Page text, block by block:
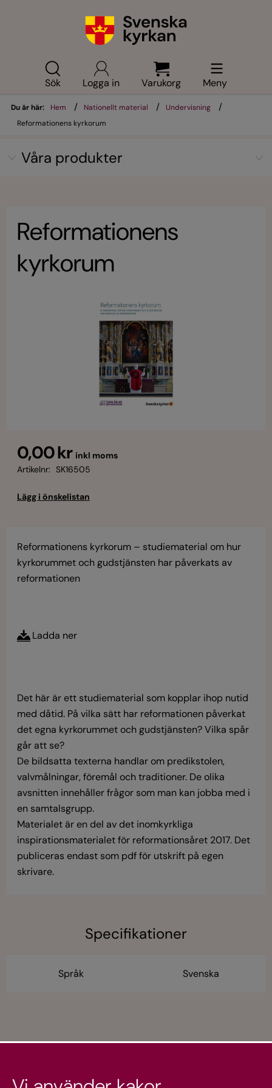
Sök Logga in Varukorg Meny
Du är här: Hem / Nationellt material / Undervisning /
Reformationens kyrkorum
Våra produkter
Reformationens
kyrkorum
0,00 kr inkl moms
Artikelnr: SK16505
Reformationens kyrkorum – studiematerial om hur
kyrkorummet och gudstjänsten har påverkats av
reformationen
Ladda ner
Det här är ett studiematerial som kopplar ihop nutid
med dåtid. På vilka sätt har reformationen påverkat
det egna kyrkorummet och gudstjänsten? Vilka spår
går att se?
De bildsatta texterna handlar om predikstolen,
valvmålningar, föremål och traditioner. De olika
avsnitten innehåller frågor som man kan jobba med i
en samtalsgrupp.
Materialet är en del av det inomkyrkliga
inspirationsmaterialet för reformationsåret 2017. Det
publiceras endast som pdf för utskrift på egen
skrivare.
Specifikationer
Språk Svenska